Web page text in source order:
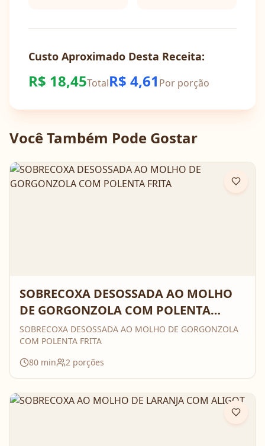
Custo Aproximado Desta Receita:
R$ 18,45TotalR$ 4,61 Por porção
Você Também Pode Gostar
SOBRECOXA DESOSSADA AO MOLHO
DE GORGONZOLA COM POLENTA
FRITA
SOBRECOXA DESOSSADA AO MOLHO DE GORGONZOLA
COM POLENTA FRITA
80 min 2 porções